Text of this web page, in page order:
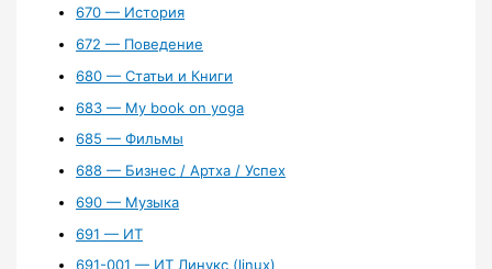
670 — История
672 — Поведение
680 — Статьи и Книги
683 — My book on yoga
685 — Фильмы
688 — Бизнес / Артха / Успех
690 — Музыка
691 — ИТ
691-001 — ИТ Линукс (linux)